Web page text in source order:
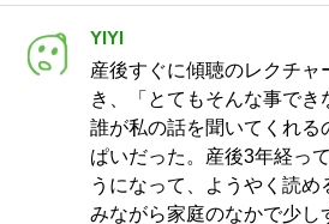
YIYI
産後すぐに傾聴のレクチャ
き、「とてもそんな事でき
誰が私の話を聞いてくれる
ぱいだった。産後3年経っ
うになって、ようやく読
みながら家庭のなかで少し